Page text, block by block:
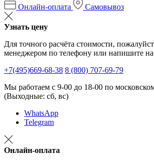
Онлайн-оплата
Самовывоз
Узнать цену
Для точного расчёта стоимости,
менеджером по телефону или напишите
+7(495)669-68-38 8 (800) 707-69-79
Мы работаем с 9-00 до 18-00 по
(Выходные: сб, вс)
WhatsApp
Telegram
Онлайн-оплата